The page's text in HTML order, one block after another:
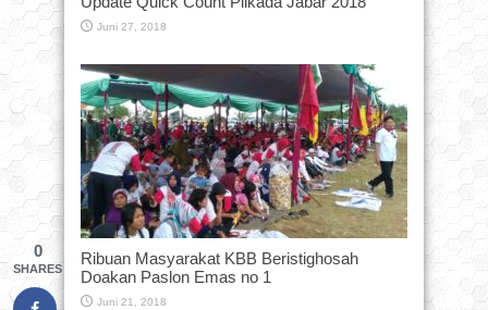
Juni 27, 2018
Ribuan Masyarakat KBB Beristighosah
Doakan Paslon Emas no 1
Juni 21, 2018
0
SHARES